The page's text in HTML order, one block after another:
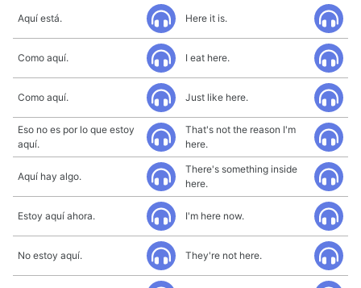
Aquí está. Here it is.
Como aquí. I eat here.
Como aquí. Just like here.
Eso no es por lo que estoy
aquí.
That's not the reason I'm
here.
Aquí hay algo.
There's something inside
here.
Estoy aquí ahora. I'm here now.
No estoy aquí. They're not here.